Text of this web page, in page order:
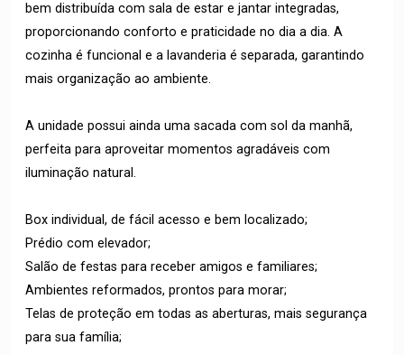
bem distribuída com sala de estar e jantar integradas,
proporcionando conforto e praticidade no dia a dia. A
cozinha é funcional e a lavanderia é separada, garantindo
mais organização ao ambiente.
A unidade possui ainda uma sacada com sol da manhã,
perfeita para aproveitar momentos agradáveis com
iluminação natural.
Box individual, de fácil acesso e bem localizado;
Prédio com elevador;
Salão de festas para receber amigos e familiares;
Ambientes reformados, prontos para morar;
Telas de proteção em todas as aberturas, mais segurança
para sua família;